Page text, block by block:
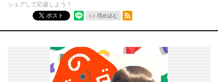
シェアして応援しよう！
ポスト
埋め込む
RSSフィード